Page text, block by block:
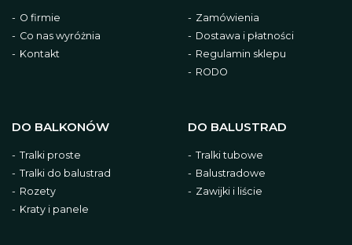
O firmie
Co nas wyróżnia
Kontakt
Zamówienia
Dostawa i płatności
Regulamin sklepu
RODO
DO BALKONÓW
Tralki proste
Tralki do balustrad
Rozety
Kraty i panele
DO BALUSTRAD
Tralki tubowe
Balustradowe
Zawijki i liście